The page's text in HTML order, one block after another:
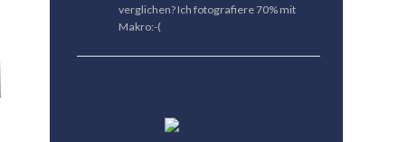
verglichen? Ich fotografiere 70% mit
Makro:-(